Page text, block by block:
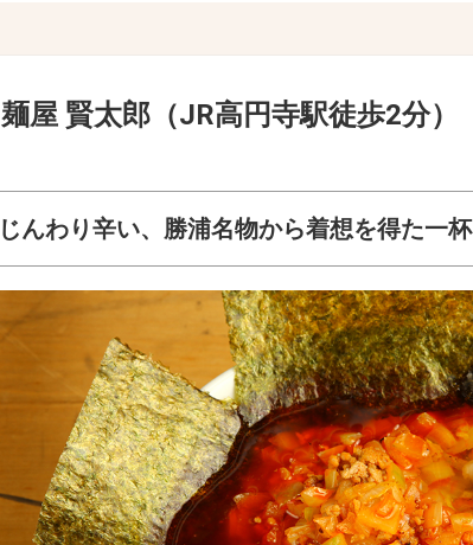
麺屋 賢太郎（JR高円寺駅徒歩2分）
じんわり辛い、勝浦名物から着想を得た一杯